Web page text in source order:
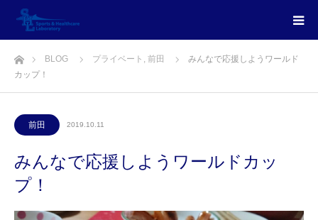
ホームBLOG プライベート , 前田
みんなで応援しようワールド
カップ！
前田 2019.10.11
みんなで応援しようワールドカッ
プ！